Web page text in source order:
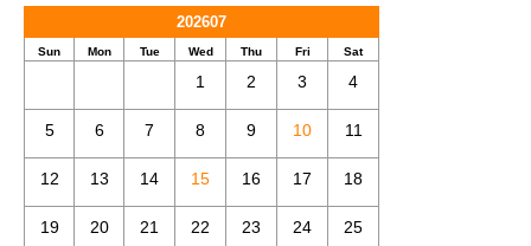
202607
Sun Mon Tue Wed Thu Fri Sat
1 2 3 4
5 6 7 8 9 10 11
12 13 14 15 16 17 18
19 20 21 22 23 24 25